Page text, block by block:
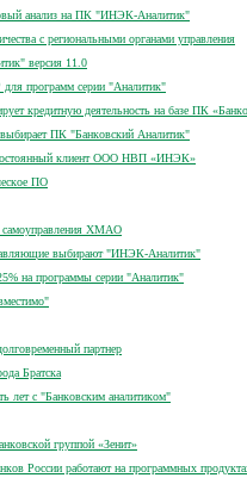
анализ на ПК "ИНЭК-Аналитик"
с региональными органами управления
версия 11.0
программ серии "Аналитик"
кредитную деятельность на базе ПК
ПК "Банковский Аналитик"
клиент ООО НВП «ИНЭК»
ПО
самоуправления ХМАО
выбирают "ИНЭК-Аналитик"
на программы серии "Аналитик"
партнер
Братска
лет с "Банковским аналитиком"
группой «Зенит»
России работают на программных